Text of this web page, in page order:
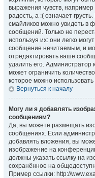
выражения чувств, например
радость, а :( означает
смайликов можно увидеть в
сообщений. Только не
используя их: они легко
сообщение нечитаемым, и
отредактировать ваше
удалить его. Администратор
может ограничить
которое можно
Вернуться к началу
Могу ли я добавлять
сообщениям?
Да, вы можете размещать
сообщениях. Если
добавлять вложения, вы
изображение на
должны указать ссылку на
сохранённое на
Пример ссылки: http://